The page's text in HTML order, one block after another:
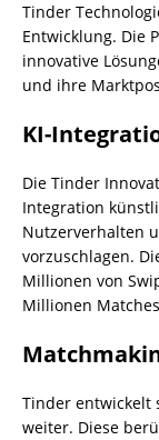
Tinder
Entwicklung. Die
innovative
und ihre
KI-
Die Tinder
Integration
Nutzerverhalten
vorzuschlagen.
Millionen von
Millionen
Tinder entwickelt
weiter. Diese